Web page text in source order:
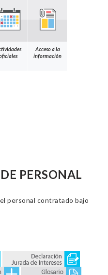
Acceso a la
información
PERSONAL
personal contratado bajo